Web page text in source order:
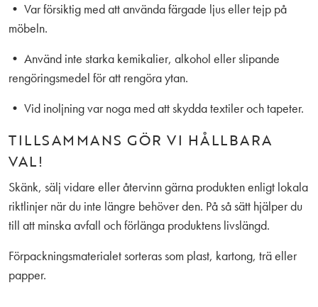
• Var försiktig med att använda färgade ljus eller tejp på
möbeln.
• Använd inte starka kemikalier, alkohol eller slipande
rengöringsmedel för att rengöra ytan.
• Vid inoljning var noga med att skydda textiler och tapeter.
TILLSAMMANS GÖR VI HÅLLBARA
VAL!
Skänk, sälj vidare eller återvinn gärna produkten enligt lokala
riktlinjer när du inte längre behöver den. På så sätt hjälper du
till att minska avfall och förlänga produktens livslängd.
Förpackningsmaterialet sorteras som plast, kartong, trä eller
papper.